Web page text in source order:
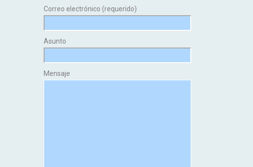
Correo electrónico (requerido)
Asunto
Mensaje